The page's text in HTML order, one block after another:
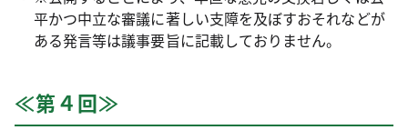
平かつ中立な審議に著しい支障を及ぼすおそれなどが
ある発言等は議事要旨に記載しておりません。
≪第４回≫